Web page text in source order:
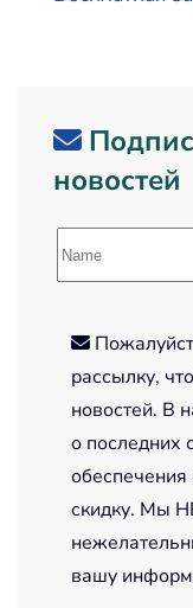
новостей
рассылку,
новостей. В
о последних
скидку. Мы
вашу